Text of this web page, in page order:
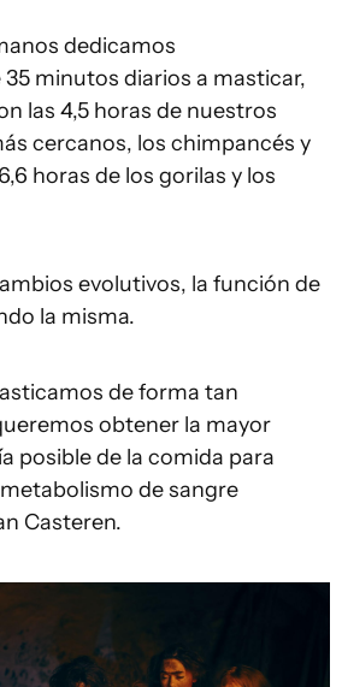
dedicamos
minutos diarios a masticar,
las 4,5 horas de nuestros
cercanos, los chimpancés y
horas de los gorilas y los
evolutivos, la función de
la misma.
de forma tan
obtener la mayor
posible de la comida para
de sangre
Casteren.